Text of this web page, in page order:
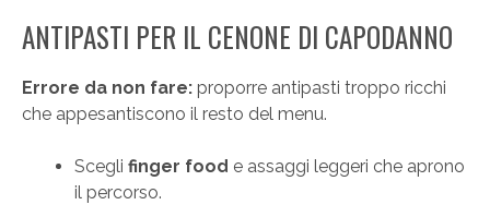
ANTIPASTI PER IL CENONE DI CAPODANNO
Errore da non fare: proporre antipasti troppo ricchi
che appesantiscono il resto del menu.
Scegli finger food e assaggi leggeri che aprono
il percorso.